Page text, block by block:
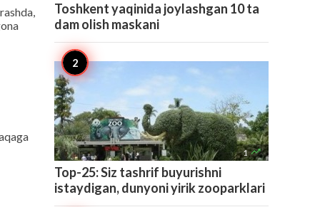
Toshkent yaqinida joylashgan 10 ta
dam olish maskani
1 
Top-25: Siz tashrif buyurishni
istaydigan, dunyoni yirik zooparklari